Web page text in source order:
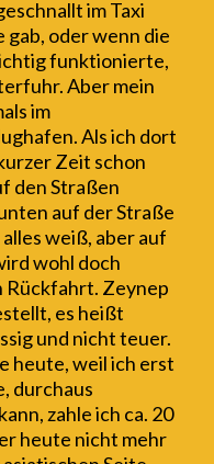
im Taxi
gab, oder wenn die
funktionierte,
Abermein
im
Als ich dort
Zeit schon
den Straßen
auf der Straße
alles weiß, aber auf
wohl doch
Rückfahrt. Zeynep
es heißt
und nicht teuer.
heute, weil ich erst
durchaus
zahle ich ca. 20
heute nicht mehr